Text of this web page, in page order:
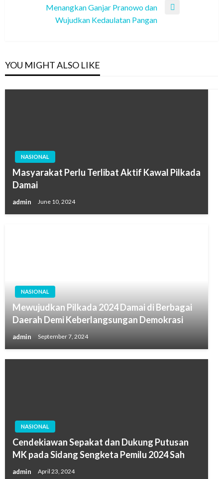
Menangkan Ganjar Pranowo dan
Wujudkan Kedaulatan Pangan
YOU MIGHT ALSO LIKE
NASIONAL
Masyarakat Perlu Terlibat Aktif Kawal Pilkada
Damai
admin June 10, 2024
NASIONAL
Mewujudkan Pilkada 2024 Damai di Berbagai
Daerah Demi Keberlangsungan Demokrasi
admin September 7, 2024
NASIONAL
Cendekiawan Sepakat dan Dukung Putusan
MK pada Sidang Sengketa Pemilu 2024 Sah
admin April 23, 2024